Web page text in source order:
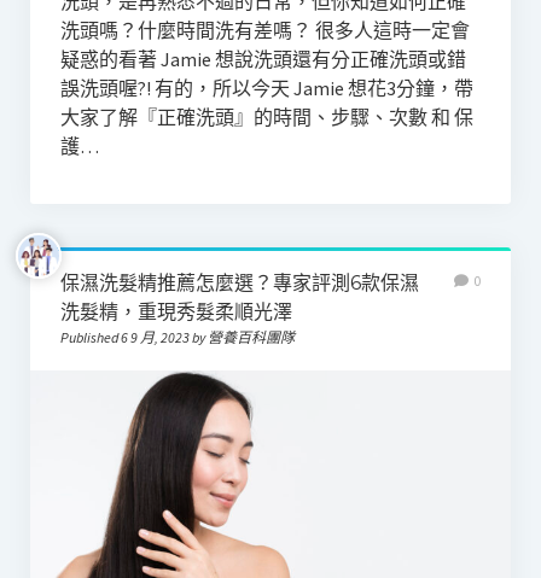
洗頭嗎？什麼時間洗有差嗎？ 很多人這時一定會
疑惑的看著 Jamie 想說洗頭還有分正確洗頭或錯
誤洗頭喔?! 有的，所以今天 Jamie 想花3分鐘，帶
大家了解『正確洗頭』的時間、步驟、次數 和 保
護…
保濕洗髮精推薦怎麼選？專家評測6款保濕
洗髮精，重現秀髮柔順光澤
Published 6 9 月, 2023 by 營養百科團隊
0